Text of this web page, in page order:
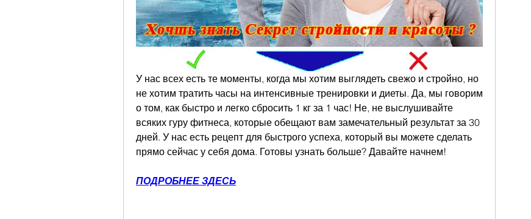
У нас всех есть те моменты, когда мы хотим выглядеть свежо и стройно, но
не хотим тратить часы на интенсивные тренировки и диеты. Да, мы говорим
о том, как быстро и легко сбросить 1 кг за 1 час! Не, не выслушивайте
всяких гуру фитнеса, которые обещают вам замечательный результат за 30
дней. У нас есть рецепт для быстрого успеха, который вы можете сделать
прямо сейчас у себя дома. Готовы узнать больше? Давайте начнем!
ПОДРОБНЕЕ ЗДЕСЬ